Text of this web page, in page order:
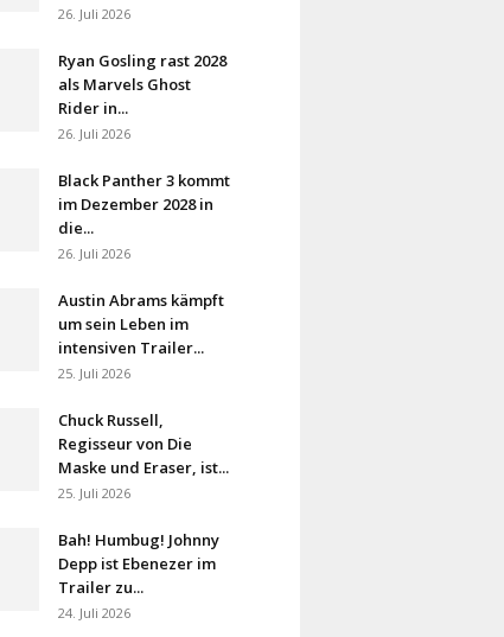
26. Juli 2026
Ryan Gosling rast 2028
als Marvels Ghost
Rider in...
26. Juli 2026
Black Panther 3 kommt
im Dezember 2028 in
die...
26. Juli 2026
Austin Abrams kämpft
um sein Leben im
intensiven Trailer...
25. Juli 2026
Chuck Russell,
Regisseur von Die
Maske und Eraser, ist...
25. Juli 2026
Bah! Humbug! Johnny
Depp ist Ebenezer im
Trailer zu...
24. Juli 2026